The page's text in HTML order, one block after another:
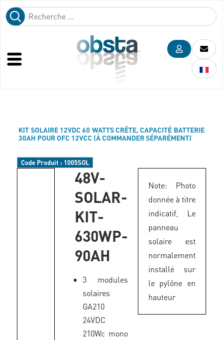
KIT SOLAIRE 12VDC 60 WATTS CRÊTE, CAPACITÉ BATTERIE
30AH POUR OFC 12VCC (À COMMANDER SÉPARÉMENT)
Code Produit : 1005SOL
48V-
SOLAR-
KIT-
630WP-
90AH
3 modules
solaires
GA210
24VDC
210Wc mono
Note: Photo
donnée à titre
indicatif, Le
panneau
solaire est
normalement
installé sur
le pylône en
hauteur